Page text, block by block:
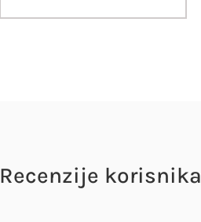
Recenzije korisnika